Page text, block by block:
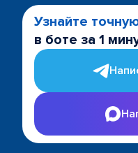
Узнайте
в боте за 1